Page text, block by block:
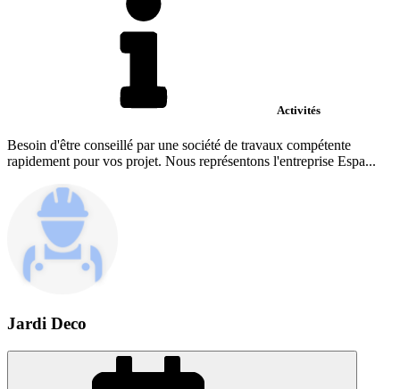
Activités
Besoin d'être conseillé par une société de travaux compétente
rapidement pour vos projet. Nous représentons l'entreprise Espa...
Jardi Deco